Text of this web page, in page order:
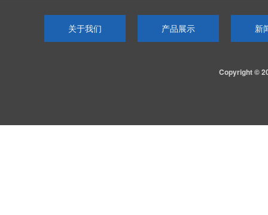
关于我们 产品展示 新
Copyright ©